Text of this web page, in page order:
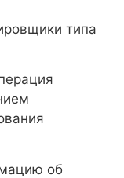
типа
об